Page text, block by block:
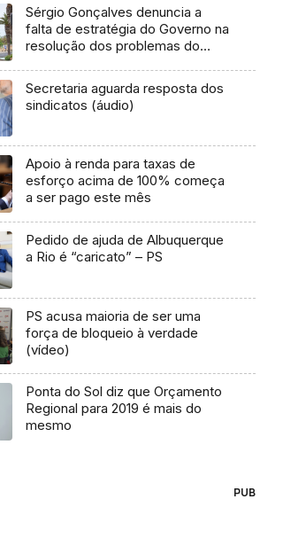
Sérgio Gonçalves denuncia a
falta de estratégia do Governo na
resolução dos problemas do
Secretaria aguarda resposta dos
sindicatos (áudio)
Apoio à renda para taxas de
esforço acima de 100% começa
a ser pago este mês
Pedido de ajuda de Albuquerque
a Rio é “caricato” – PS
PS acusa maioria de ser uma
força de bloqueio à verdade
(vídeo)
Ponta do Sol diz que Orçamento
Regional para 2019 é mais do
mesmo
PUB